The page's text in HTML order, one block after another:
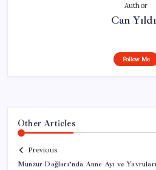
Author
Can
Follow Me
Other Articles
Previous
Munzur Dağları’nda Anne Ayı ve